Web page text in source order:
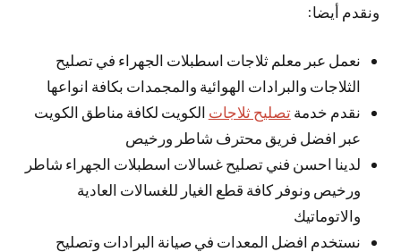
ونقدم أيضا:
نعمل عبر معلم ثلاجات اسطبلات الجهراء في تصليح
الثلاجات والبرادات الهوائية والمجمدات بكافة انواعها
نقدم خدمةتصليح ثلاجات الكويت لكافة مناطق الكويت
عبر افضل فريق محترف شاطر ورخيص
لدينا احسن فني تصليح غسالات اسطبلات الجهراء شاطر
ورخيص ونوفر كافة قطع الغيار للغسالات العادية
والاتوماتيك
نستخدم افضل المعدات في صيانة البرادات وتصليح